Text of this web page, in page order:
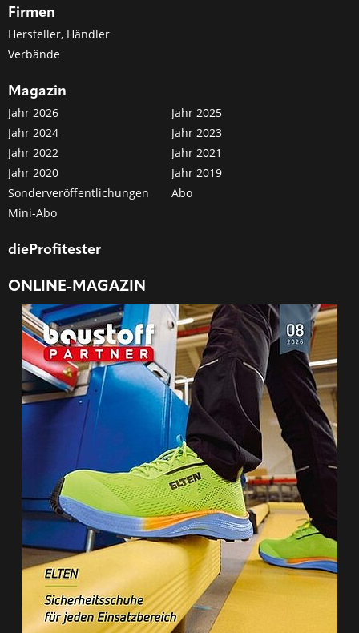
Firmen
Hersteller, Händler
Verbände
Magazin
Jahr 2026
Jahr 2025
Jahr 2024
Jahr 2023
Jahr 2022
Jahr 2021
Jahr 2020
Jahr 2019
Sonderveröffentlichungen
Abo
Mini-Abo
dieProfitester
ONLINE-MAGAZIN